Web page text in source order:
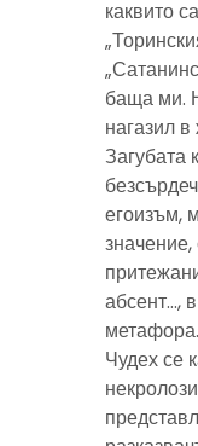
каквито
баща ми.
нагазил
Загубата
егоизъм,
абсент…,
Чудех се